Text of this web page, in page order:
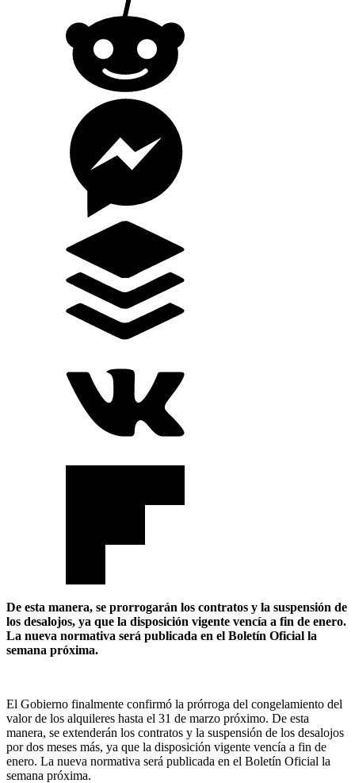
De esta manera, se prorrogarán los contratos y la suspensión de
los desalojos, ya que la disposición vigente vencía a fin de enero.
La nueva normativa será publicada en el Boletín Oficial la
semana próxima.
El Gobierno finalmente confirmó la prórroga del congelamiento del
valor de los alquileres hasta el 31 de marzo próximo. De esta
manera, se extenderán los contratos y la suspensión de los desalojos
por dos meses más, ya que la disposición vigente vencía a fin de
enero. La nueva normativa será publicada en el Boletín Oficial la
semana próxima.